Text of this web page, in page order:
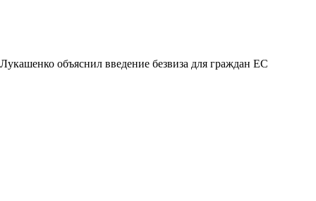
Лукашенко объяснил введение безвиза для граждан ЕС